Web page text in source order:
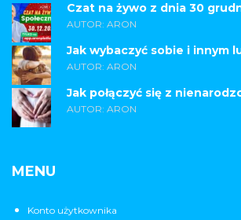
Czat na żywo z dnia 30
AUTOR: ARON
Jak wybaczyć sobie i innym
AUTOR: ARON
Jak połączyć się z
AUTOR: ARON
MENU
Konto użytkownika